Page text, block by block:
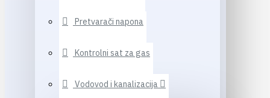
Pretvarači napona
Kontrolni sat za gas
Vodovod i kanalizacija